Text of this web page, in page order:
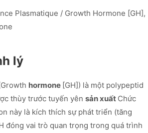
Plasmatique / Growth Hormone [GH],
lý
hormone [GH]) là một polypeptid
thùy trước tuyến yên sản xuất Chức
này là kích thích sự phát triển (tăng
đóng vai trò quan trọng trong quá trình